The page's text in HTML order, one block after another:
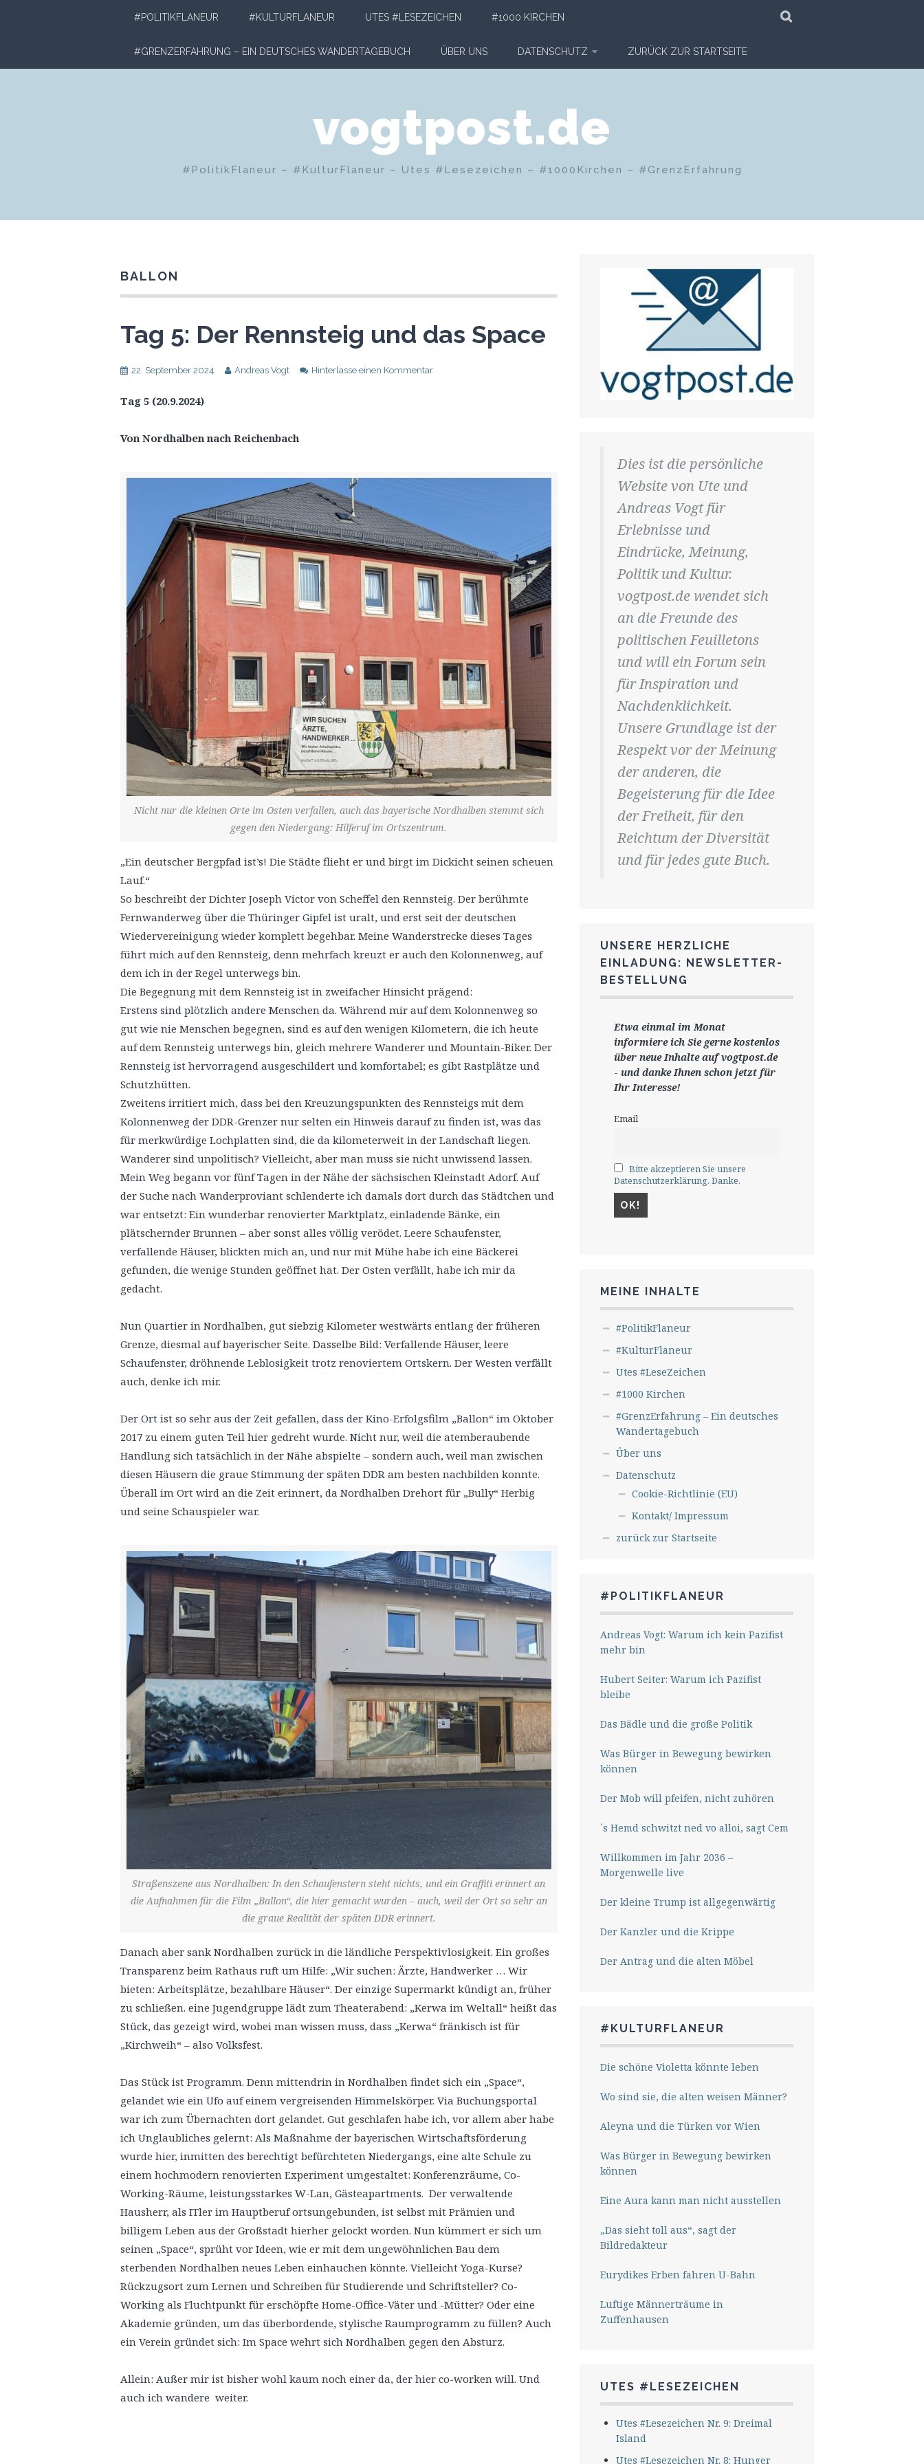
#POLITIKFLANEUR #KULTURFLANEUR UTES #LESEZEICHEN #1000 KIRCHEN
#GRENZERFAHRUNG – EIN DEUTSCHES WANDERTAGEBUCH ÜBER UNS DATENSCHUTZ ZURÜCK ZUR STARTSEITE
vogtpost.de
#PolitikFlaneur – #KulturFlaneur – Utes #Lesezeichen – #1000Kirchen – #GrenzErfahrung
BALLON
Tag 5: Der Rennsteig und das Space
22. September 2024 Andreas Vogt Hinterlasse einen Kommentar
Tag 5 (20.9.2024)
Von Nordhalben nach Reichenbach
Nicht nur die kleinen Orte im Osten verfallen, auch das bayerische Nordhalben stemmt sich
gegen den Niedergang: Hilferuf im Ortszentrum.
„Ein deutscher Bergpfad ist’s! Die Städte flieht er und birgt im Dickicht seinen scheuen
Lauf.“
So beschreibt der Dichter Joseph Victor von Scheffel den Rennsteig. Der berühmte
Fernwanderweg über die Thüringer Gipfel ist uralt, und erst seit der deutschen
Wiedervereinigung wieder komplett begehbar. Meine Wanderstrecke dieses Tages
führt mich auf den Rennsteig, denn mehrfach kreuzt er auch den Kolonnenweg, auf
dem ich in der Regel unterwegs bin.
Die Begegnung mit dem Rennsteig ist in zweifacher Hinsicht prägend:
Erstens sind plötzlich andere Menschen da. Während mir auf dem Kolonnenweg so
gut wie nie Menschen begegnen, sind es auf den wenigen Kilometern, die ich heute
auf dem Rennsteig unterwegs bin, gleich mehrere Wanderer und Mountain-Biker. Der
Rennsteig ist hervorragend ausgeschildert und komfortabel; es gibt Rastplätze und
Schutzhütten.
Zweitens irritiert mich, dass bei den Kreuzungspunkten des Rennsteigs mit dem
Kolonnenweg der DDR-Grenzer nur selten ein Hinweis darauf zu finden ist, was das
für merkwürdige Lochplatten sind, die da kilometerweit in der Landschaft liegen.
Wanderer sind unpolitisch? Vielleicht, aber man muss sie nicht unwissend lassen.
Mein Weg begann vor fünf Tagen in der Nähe der sächsischen Kleinstadt Adorf. Auf
der Suche nach Wanderproviant schlenderte ich damals dort durch das Städtchen und
war entsetzt: Ein wunderbar renovierter Marktplatz, einladende Bänke, ein
plätschernder Brunnen – aber sonst alles völlig verödet. Leere Schaufenster,
verfallende Häuser, blickten mich an, und nur mit Mühe habe ich eine Bäckerei
gefunden, die wenige Stunden geöffnet hat. Der Osten verfällt, habe ich mir da
gedacht.
Nun Quartier in Nordhalben, gut siebzig Kilometer westwärts entlang der früheren
Grenze, diesmal auf bayerischer Seite. Dasselbe Bild: Verfallende Häuser, leere
Schaufenster, dröhnende Leblosigkeit trotz renoviertem Ortskern. Der Westen verfällt
auch, denke ich mir.
Der Ort ist so sehr aus der Zeit gefallen, dass der Kino-Erfolgsfilm „Ballon“ im Oktober
2017 zu einem guten Teil hier gedreht wurde. Nicht nur, weil die atemberaubende
Handlung sich tatsächlich in der Nähe abspielte – sondern auch, weil man zwischen
diesen Häusern die graue Stimmung der späten DDR am besten nachbilden konnte.
Überall im Ort wird an die Zeit erinnert, da Nordhalben Drehort für „Bully“ Herbig
und seine Schauspieler war.
Straßenszene aus Nordhalben: In den Schaufenstern steht nichts, und ein Graffiti erinnert an
die Aufnahmen für die Film „Ballon“, die hier gemacht wurden – auch, weil der Ort so sehr an
die graue Realität der späten DDR erinnert.
Danach aber sank Nordhalben zurück in die ländliche Perspektivlosigkeit. Ein großes
Transparenz beim Rathaus ruft um Hilfe: „Wir suchen: Ärzte, Handwerker … Wir
bieten: Arbeitsplätze, bezahlbare Häuser“. Der einzige Supermarkt kündigt an, früher
zu schließen. eine Jugendgruppe lädt zum Theaterabend: „Kerwa im Weltall“ heißt das
Stück, das gezeigt wird, wobei man wissen muss, dass „Kerwa“ fränkisch ist für
„Kirchweih“ – also Volksfest.
Das Stück ist Programm. Denn mittendrin in Nordhalben findet sich ein „Space“,
gelandet wie ein Ufo auf einem vergreisenden Himmelskörper. Via Buchungsportal
war ich zum Übernachten dort gelandet. Gut geschlafen habe ich, vor allem aber habe
ich Unglaubliches gelernt: Als Maßnahme der bayerischen Wirtschaftsförderung
wurde hier, inmitten des berechtigt befürchteten Niedergangs, eine alte Schule zu
einem hochmodern renovierten Experiment umgestaltet: Konferenzräume, Co-
Working-Räume, leistungsstarkes W-Lan, Gästeapartments. Der verwaltende
Hausherr, als ITler im Hauptberuf ortsungebunden, ist selbst mit Prämien und
billigem Leben aus der Großstadt hierher gelockt worden. Nun kümmert er sich um
seinen „Space“, sprüht vor Ideen, wie er mit dem ungewöhnlichen Bau dem
sterbenden Nordhalben neues Leben einhauchen könnte. Vielleicht Yoga-Kurse?
Rückzugsort zum Lernen und Schreiben für Studierende und Schriftsteller? Co-
Working als Fluchtpunkt für erschöpfte Home-Office-Väter und -Mütter? Oder eine
Akademie gründen, um das überbordende, stylische Raumprogramm zu füllen? Auch
ein Verein gründet sich: Im Space wehrt sich Nordhalben gegen den Absturz.
Allein: Außer mir ist bisher wohl kaum noch einer da, der hier co-worken will. Und
auch ich wandere weiter.
Dies ist die persönliche
Website von Ute und
Andreas Vogt für
Erlebnisse und
Eindrücke, Meinung,
Politik und Kultur.
vogtpost.de wendet sich
an die Freunde des
politischen Feuilletons
und will ein Forum sein
für Inspiration und
Nachdenklichkeit.
Unsere Grundlage ist der
Respekt vor der Meinung
der anderen, die
Begeisterung für die Idee
der Freiheit, für den
Reichtum der Diversität
und für jedes gute Buch.
UNSERE HERZLICHE
EINLADUNG: NEWSLETTER-
BESTELLUNG
Etwa einmal im Monat
informiere ich Sie gernekostenlos
über neue Inhalte auf vogtpost.de
- und danke Ihnen schon jetzt für
Ihr Interesse!
Email
Bitte akzeptieren Sie unsere
Datenschutzerklärung. Danke.
MEINE INHALTE
#PolitikFlaneur
#KulturFlaneur
Utes #LeseZeichen
#1000 Kirchen
#GrenzErfahrung – Ein deutsches
Wandertagebuch
Über uns
Datenschutz
Cookie-Richtlinie (EU)
Kontakt/ Impressum
zurück zur Startseite
#POLITIKFLANEUR
Andreas Vogt: Warum ich kein Pazifist
mehr bin
Hubert Seiter: Warum ich Pazifist
bleibe
Das Bädle und die große Politik
Was Bürger in Bewegung bewirken
können
Der Mob will pfeifen, nicht zuhören
´s Hemd schwitzt ned vo alloi, sagt Cem
Willkommen im Jahr 2036 –
Morgenwelle live
Der kleine Trump ist allgegenwärtig
Der Kanzler und die Krippe
Der Antrag und die alten Möbel
#KULTURFLANEUR
Die schöne Violetta könnte leben
Wo sind sie, die alten weisen Männer?
Aleyna und die Türken vor Wien
Was Bürger in Bewegung bewirken
können
Eine Aura kann man nicht ausstellen
„Das sieht toll aus“, sagt der
Bildredakteur
Eurydikes Erben fahren U-Bahn
Luftige Männerträume in
Zuffenhausen
UTES #LESEZEICHEN
Utes #Lesezeichen Nr. 9: Dreimal
Island
Utes #Lesezeichen Nr. 8: Hunger